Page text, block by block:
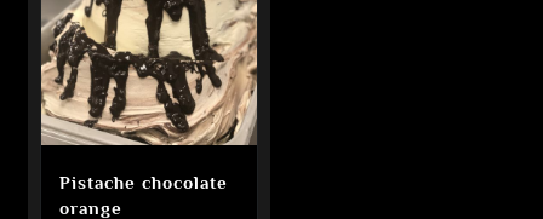
Pistache chocolate
orange